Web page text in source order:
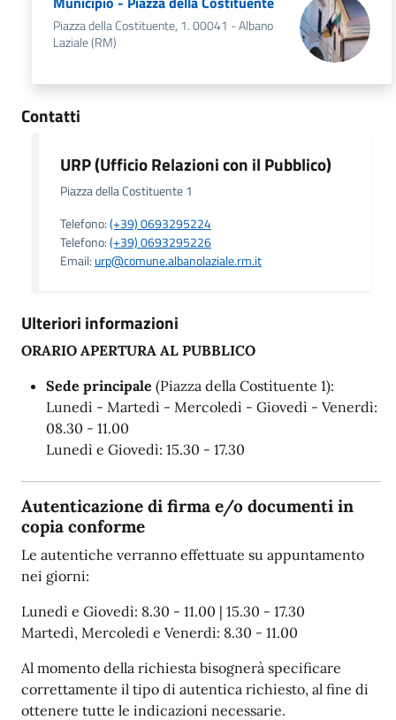
Piazza della Costituente, 1. 00041 - Albano
Laziale (RM)
Contatti
URP (Ufficio Relazioni con il Pubblico)
Piazza della Costituente 1
Telefono:(+39) 0693295224
Telefono:(+39) 0693295226
Email: urp@comune.albanolaziale.rm.it
Ulteriori informazioni
ORARIO APERTURA AL PUBBLICO
Sede principale (Piazza della Costituente 1):
Lunedì - Martedì - Mercoledì - Giovedì - Venerdì:
08.30 - 11.00
Lunedì e Giovedì: 15.30 - 17.30
Autenticazione di firma e/o documenti in
copia conforme
Le autentiche verranno effettuate su appuntamento
nei giorni:
Lunedì e Giovedì: 8.30 - 11.00 | 15.30 - 17.30
Martedì, Mercoledì e Venerdì: 8.30 - 11.00
Al momento della richiesta bisognerà specificare
correttamente il tipo di autentica richiesto, al fine di
ottenere tutte le indicazioni necessarie.